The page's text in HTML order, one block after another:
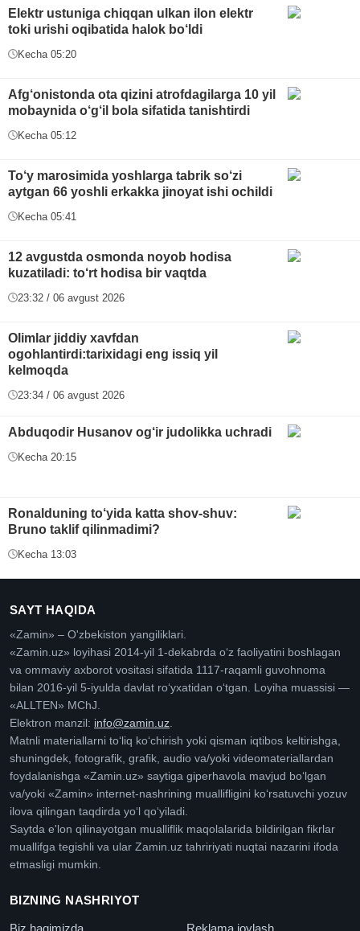
Elektr ustuniga chiqqan ulkan ilon elektr
toki urishi oqibatida halok bo‘ldi
Kecha 05:20
Afg‘onistonda ota qizini atrofdagilarga 10 yil
mobaynida o‘g‘il bola sifatida tanishtirdi
Kecha 05:12
To‘y marosimida yoshlarga tabrik so‘zi
aytgan 66 yoshli erkakka jinoyat ishi ochildi
Kecha 05:41
12 avgustda osmonda noyob hodisa
kuzatiladi: to‘rt hodisa bir vaqtda
23:32 / 06 avgust 2026
Olimlar jiddiy xavfdan
ogohlantirdi:tarixidagi eng issiq yil
kelmoqda
23:34 / 06 avgust 2026
Abduqodir Husanov og‘ir judolikka uchradi
Kecha 20:15
Ronalduning to‘yida katta shov-shuv:
Bruno taklif qilinmadimi?
Kecha 13:03
SAYT HAQIDA
«Zamin» – O'zbekiston yangiliklari.
«Zamin.uz» loyihasi 2014-yil 1-dekabrda oʻz faoliyatini boshlagan
va ommaviy axborot vositasi sifatida 1117-raqamli guvohnoma
bilan 2016-yil 5-iyulda davlat roʻyxatidan oʻtgan. Loyiha muassisi —
«ALLTEN» MChJ.
Elektron manzil: info@zamin.uz
Matnli materiallarni toʻliq koʻchirish yoki qisman iqtibos keltirishga,
shuningdek, fotografik, grafik, audio va/yoki videomateriallardan
foydalanishga «Zamin.uz» saytiga giperhavola mavjud boʻlgan
va/yoki «Zamin» internet-nashrining muallifligini koʻrsatuvchi yozuv
ilova qilingan taqdirda yoʻl qoʻyiladi.
Saytda e'lon qilinayotgan mualliflik maqolalarida bildirilgan fikrlar
muallifga tegishli va ular Zamin.uz tahririyati nuqtai nazarini ifoda
etmasligi mumkin.
BIZNING NASHRIYOT
Biz haqimizda Reklama joylash